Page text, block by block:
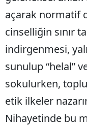
açarak normatif
cinselliğin sınır
indirgenmesi,
sunulup “helal”
sokulurken,
etik ilkeler
Nihayetinde bu